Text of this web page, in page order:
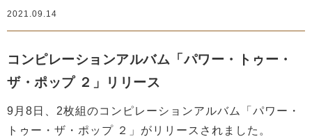
2021.09.14
コンピレーションアルバム「パワー・トゥー・
ザ・ポップ ２」リリース
9月8日、2枚組のコンピレーションアルバム「パワー・
トゥー・ザ・ポップ ２」がリリースされました。